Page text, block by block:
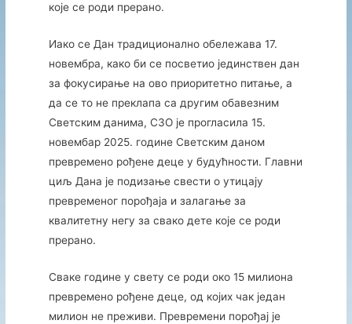
које се роди прерано.
Иако се Дан традиционално обележава 17.
новембра, како би се посветио јединствен дан
за фокусирање на ово приоритетно питање, а
да се то не преклапа са другим обавезним
Светским данима, СЗО је прогласила 15.
новембар 2025. године Светским даном
превремено рођене деце у будућности. Главни
циљ Дана је подизање свести о утицају
превременог порођаја и залагање за
квалитетну негу за свако дете које се роди
прерано.
Сваке године у свету се роди око 15 милиона
превремено рођене деце, од којих чак један
милион не преживи. Превремени порођај је